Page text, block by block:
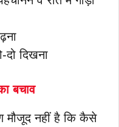
दिखना
बचाव
मौजूद नहीं है कि कैसे